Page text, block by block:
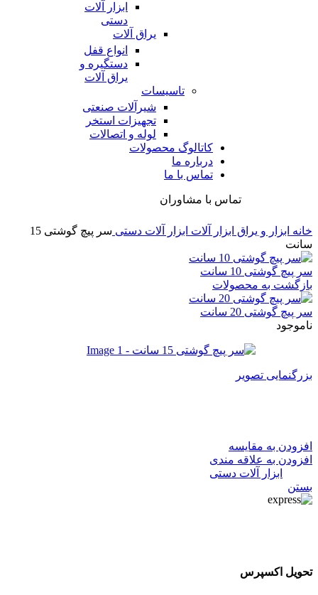
ابزار آلات
دستی
یراق آلات
انواع قفل
دستگیره و
یراق آلات
تاسیسات
شیرآلات صنعتی
تجهیزات استخر
لوله و اتصالات
کاتالوگ محصولات
درباره ما
تماس با ما
تماس با مشاوران
خانه ابزار و یراق ابزار آلات ابزار آلات دستی
سر پیچ گوشتی 15
سانت
سر پیچ گوشتی 10 سانت
بازگشت به محصولات
سر پیچ گوشتی 20 سانت
ناموجود
بزرگنمایی تصویر
افزودن به مقایسه
افزودن به علاقه مندی
ابزار آلات دستی
بستن
تحویل اکسپرس